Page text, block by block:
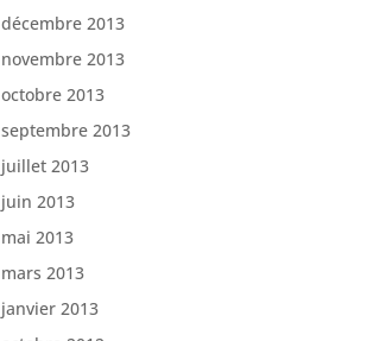
décembre 2013
novembre 2013
octobre 2013
septembre 2013
juillet 2013
juin 2013
mai 2013
mars 2013
janvier 2013